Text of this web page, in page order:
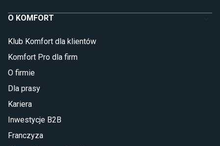
O KOMFORT
Klub Komfort dla klientów
Komfort Pro dla firm
O firmie
Dla prasy
Kariera
Inwestycje B2B
Franczyza